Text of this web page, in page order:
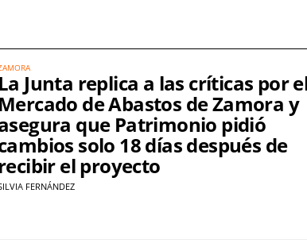
La Junta replica a las críticas por
Mercado de Abastos de Zamora y
que Patrimonio pidió
solo 18 días después de
el proyecto
FERNÁNDEZ